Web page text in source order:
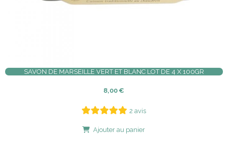
SAVON DE MARSEILLE VERT ET BLANC LOT DE 4 X 100GR
8,00 €
2 avis
Ajouter au panier